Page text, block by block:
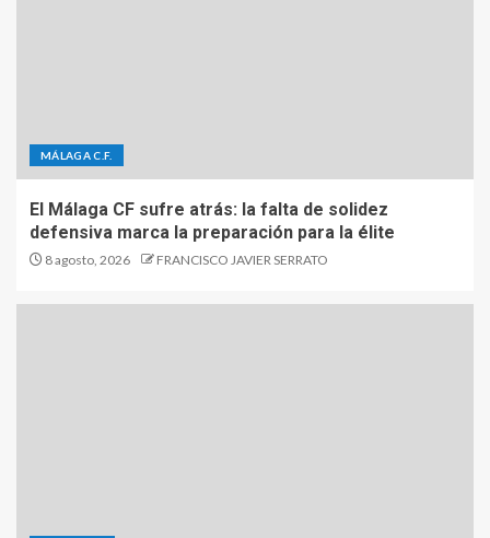
MÁLAGA C.F.
El Málaga CF sufre atrás: la falta de solidez
defensiva marca la preparación para la élite
8 agosto, 2026 FRANCISCO JAVIER SERRATO